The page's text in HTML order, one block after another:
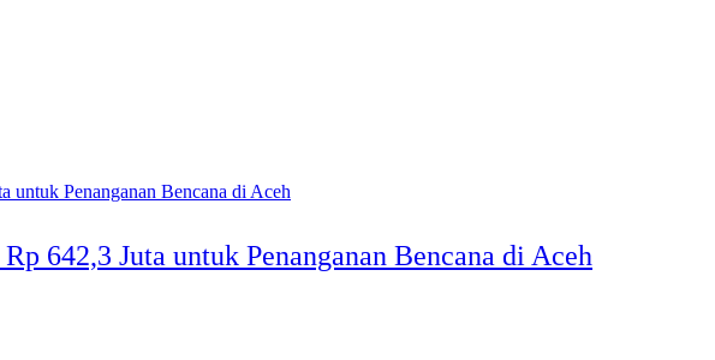
642,3 Juta untuk Penanganan Bencana di Aceh